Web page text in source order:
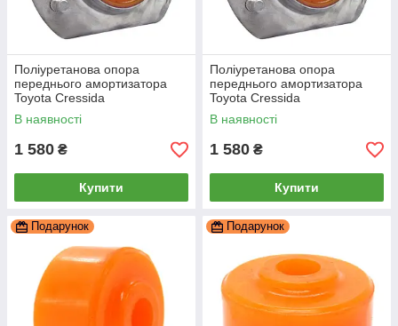
Поліуретанова опора
переднього амортизатора
Toyota Cressida
РЕКОНСТРУКЦІЯ ВАШОЇ,
PP-2256b
В наявності
1 580 ₴
Купити
Поліуретанова опора
переднього амортизатора
Toyota Cressida
РЕКОНСТРУКЦІЯ ВАШОЇ,
PP-2256b
В наявності
1 580 ₴
Купити
Подарунок Подарунок